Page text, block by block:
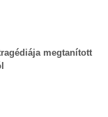
megtanított